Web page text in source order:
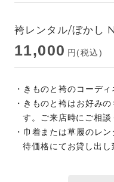
袴レンタル/ぼかし
11,000 円(税込)
・きものと袴のコーデ
・きものと袴はお好み
す。ご来店時にご相談
・巾着または草履のレ
待価格にてお貸し出し